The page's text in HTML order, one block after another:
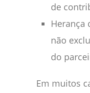
de
Herança
não
do
Em muitos